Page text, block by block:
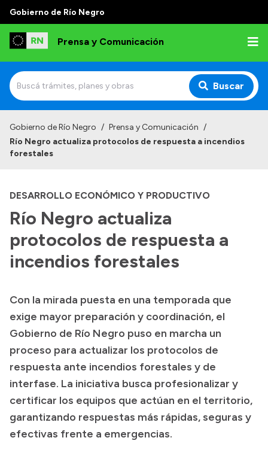
Gobierno de Río Negro
Prensa y Comunicación
Buscar
Institucional
Referentes de prensa
Archivo de noticias
Transparencia
Boletín Oficial
Compras y licitaciones
Consulta de expedientes
Consulta de pago a proveedores
Convocatorias
Intranet
Gobierno de Río Negro / Prensa y Comunicación /
Río Negro actualiza protocolos de respuesta a incendios
forestales
DESARROLLO ECONÓMICO Y PRODUCTIVO
Río Negro actualiza
protocolos de respuesta a
incendios forestales
Con la mirada puesta en una temporada que
exige mayor preparación y coordinación, el
Gobierno de Río Negro puso en marcha un
proceso para actualizar los protocolos de
respuesta ante incendios forestales y de
interfase. La iniciativa busca profesionalizar y
certificar los equipos que actúan en el territorio,
garantizando respuestas más rápidas, seguras y
efectivas frente a emergencias.